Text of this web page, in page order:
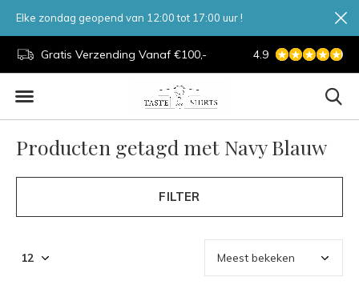
Gratis Verzending Vanaf €100,- 7 Dagen Per
4.9
Elke zondag geopend van 12:00 tot 17:00 uur !
Producten getagd met Navy Blauw
FILTER